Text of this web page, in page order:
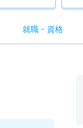
就職・ 資格